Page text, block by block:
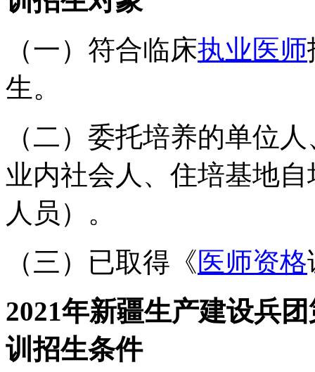
（一）符合临床执业医师
生。
（二）委托培养的单位
业内社会人、住培基地
人员）。
（三）已取得《医师资格
2021年新疆生产建设兵
训招生条件